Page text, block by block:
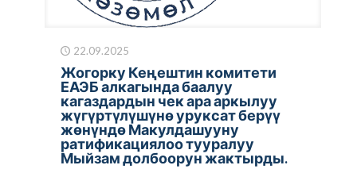
22.09.2025
Жогорку Кеңештин комитети
ЕАЭБ алкагында баалуу
кагаздардын чек ара аркылуу
жүгүртүлүшүнө уруксат берүү
жөнүндө Макулдашууну
ратификациялоо тууралуу
Мыйзам долбоорун жактырды.